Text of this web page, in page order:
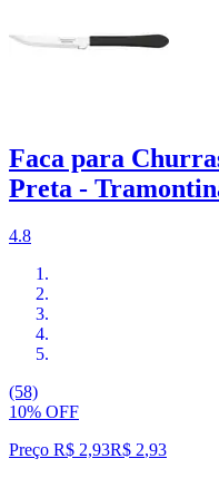
Faca para
Preta -
4.8
(58)
10% OFF
Preço R$ 2,93R$ 2,93